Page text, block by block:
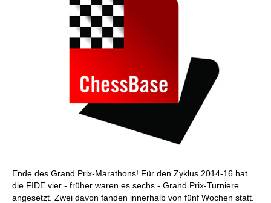
Ende des Grand Prix-Marathons! Für den Zyklus 2014-16 hat
die FIDE vier - früher waren es sechs - Grand Prix-Turniere
angesetzt. Zwei davon fanden innerhalb von fünf Wochen statt.